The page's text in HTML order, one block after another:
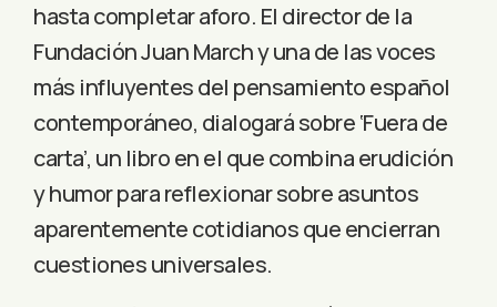
hasta completar aforo. El director de la
Fundación Juan March y una de las voces
más influyentes del pensamiento español
contemporáneo, dialogarásobre ‘Fuera de
carta’, un libro en el que combina erudición
y humor para reflexionar sobre asuntos
aparentemente cotidianos que encierran
cuestiones universales.